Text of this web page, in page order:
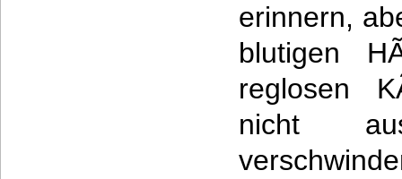
erinnern,
blutigen
reglosen
nicht